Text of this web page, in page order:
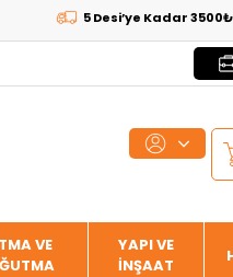
5 Desi’ye Kadar 3500₺ ve
VE
YAPI VE
İNŞAAT